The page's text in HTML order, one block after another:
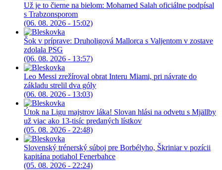
Už je to čierne na bielom: Mohamed Salah oficiálne podpísal
s Trabzonsporom
(06. 08. 2026 - 15:02)
Šok v príprave: Druholigová Mallorca s Valjentom v zostave
zdolala PSG
(06. 08. 2026 - 13:57)
Leo Messi zrežíroval obrat Interu Miami, pri návrate do
základu strelil dva góly
(06. 08. 2026 - 13:03)
Útok na Ligu majstrov láka! Slovan hlási na odvetu s Mjällby
už viac ako 13-tisíc predaných lístkov
(05. 08. 2026 - 22:48)
Slovenský trénerský súboj pre Borbélyho, Škriniar v pozícii
kapitána potiahol Fenerbahce
(05. 08. 2026 - 22:24)